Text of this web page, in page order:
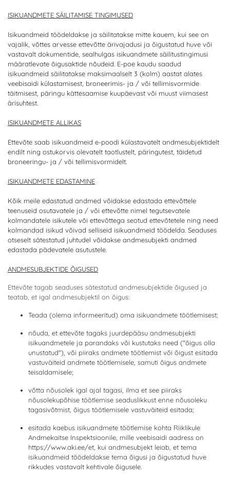
ISIKUANDMETE SÄILITAMISE TINGIMUSED
Isikuandmeid töödeldakse ja säilitatakse mitte kauem, kui see on
vajalik, võttes arvesse ettevõtte ärivajadusi ja õigustatud huve või
vastavalt dokumentide, sealhulgas isikuandmete säilitustingimusi
määratlevate õigusaktide nõudeid. E-poe kaudu saadud
isikuandmeid säilitatakse maksimaalselt 3 (kolm) aastat alates
veebisaidi külastamisest, broneerimis- ja / või tellimisvormide
täitmisest, päringu kättesaamise kuupäevast või muust viimasest
ärisuhtest.
ISIKUANDMETE ALLIKAS
Ettevõte saab isikuandmeid e-poodi külastavatelt andmesubjektidelt
endilt ning ostukorvis olevatelt taotlustelt, päringutest, täidetud
broneeringu- ja / või tellimisvormidelt.
ISIKUANDMETE EDASTAMINE
Kõik meile edastatud andmed võidakse edastada ettevõttele
teenuseid osutavatele ja / või ettevõtte nimel tegutsevatele
kolmandatele isikutele või ettevõttega seotud ettevõtetele ning need
kolmandad isikud võivad selliseid isikuandmeid töödelda. Seaduses
otseselt sätestatud juhtudel võidakse andmesubjekti andmed
edastada pädevatele asutustele.
ANDMESUBJEKTIDE ÕIGUSED
Ettevõte tagab seaduses sätestatud andmesubjektide õigused ja
teatab, et igal andmesubjektil on õigus:
Teada (olema informeeritud) oma isikuandmete töötlemisest;
nõuda, et ettevõte tagaks juurdepääsu andmesubjekti
isikuandmetele ja parandaks või kustutaks need ("õigus olla
unustatud"), või piiraks andmete töötlemist või õigust esitada
vastuväiteid andmete töötlemisele, samuti õigus andmete
teisaldamisele;
võtta nõusolek igal ajal tagasi, ilma et see piiraks
nõusolekupõhise töötlemise seaduslikkust enne nõusoleku
tagasivõtmist, õigus töötlemisele vastuväiteid esitada;
esitada kaebus isikuandmete töötlemise kohta Riiklikule
Andmekaitse Inspektsioonile, mille veebisaidi aadress on
https://www.aki.ee/et, kui andmesubjekt leiab, et tema
isikuandmeid töödeldakse tema õigusi ja õigustatud huve
rikkudes vastavalt kehtivale õigusele.